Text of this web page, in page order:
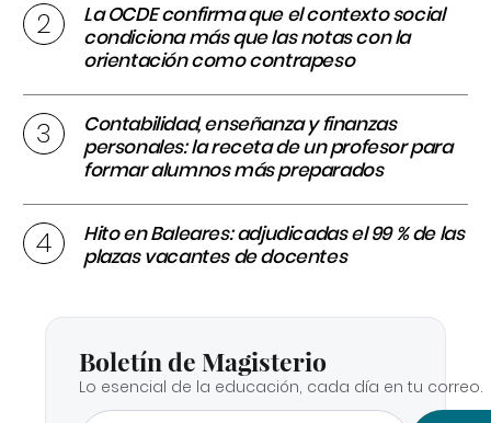
La OCDE confirma que el contexto social
condiciona más que las notas con la
orientación como contrapeso
Contabilidad, enseñanza y finanzas
personales: la receta de un profesor para
formar alumnos más preparados
Hito en Baleares: adjudicadas el 99 % de las
plazas vacantes de docentes
Boletín de Magisterio
Lo esencial de la educación, cada día en tu correo.